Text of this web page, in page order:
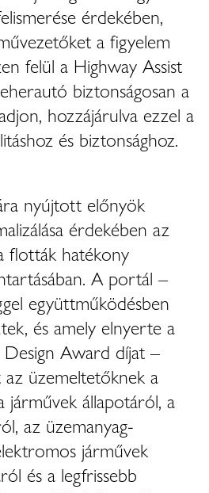
érdekében,
a figyelem
felül a Highway Assist
biztonságosan a
hozzájárulva ezzel a
és biztonsághoz.
nyújtott előnyök
érdekében az
flották hatékony
A portál –
együttműködésben
és amely elnyerte a
Award díjat –
üzemeltetőknek a
járművek állapotáról, a
az üzemanyag-
járművek
és a legfrissebb